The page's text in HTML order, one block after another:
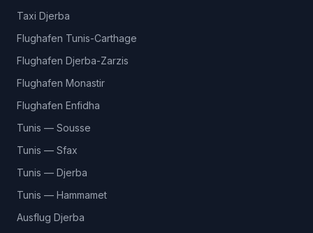
Taxi Djerba
Flughafen Tunis-Carthage
Flughafen Djerba-Zarzis
Flughafen Monastir
Flughafen Enfidha
Tunis — Sousse
Tunis — Sfax
Tunis — Djerba
Tunis — Hammamet
Ausflug Djerba